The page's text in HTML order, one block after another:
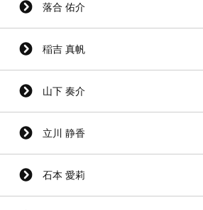
落合 佑介
稲吉 真帆
山下 奏介
立川 静香
石本 愛莉